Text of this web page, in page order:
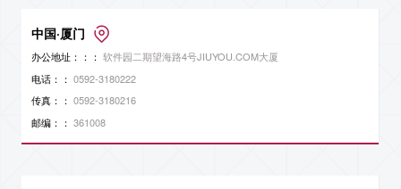
中国·厦门
办公地址：：： 软件园二期望海路4号JIUYOU.COM大厦
电话：： 0592-3180222
传真：： 0592-3180216
邮编：： 361008